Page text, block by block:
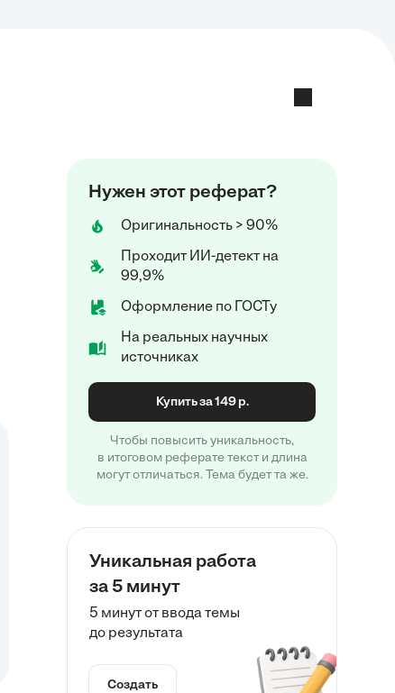
Нужен этот реферат?
Оригинальность > 90%
Проходит ИИ-детект на
99,9%
Оформление по ГОСТу
На реальных научных
источниках
Купить за 149 р.
Чтобы повысить уникальность,
в итоговом реферате текст и длина
могут отличаться. Тема будет та же.
Уникальная работа
за 5 минут
5 минут от ввода темы
до результата
Создать